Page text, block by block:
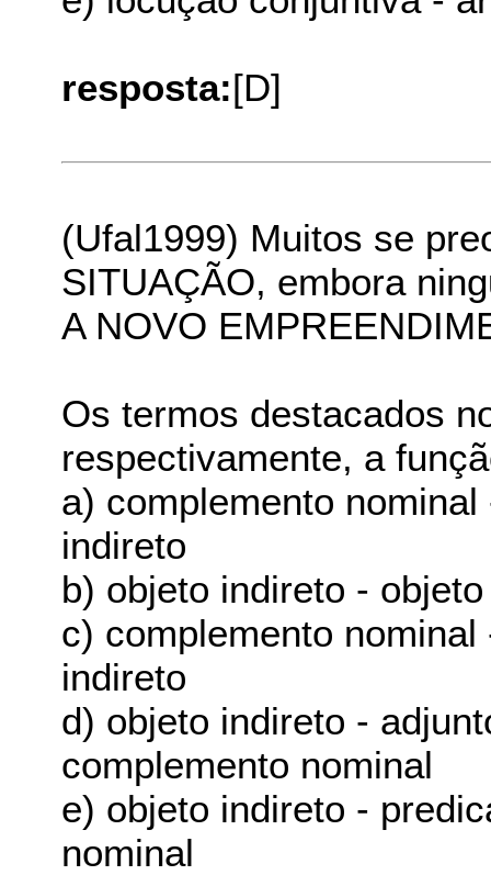
resposta:[D]
(Ufal1999) Muitos se
SITUAÇÃO, embora
A NOVO
Os termos destacados
respectivamente, a
a) complemento
indireto
b) objeto indireto -
c) complemento
indireto
d) objeto indireto -
complemento nominal
e) objeto indireto -
nominal